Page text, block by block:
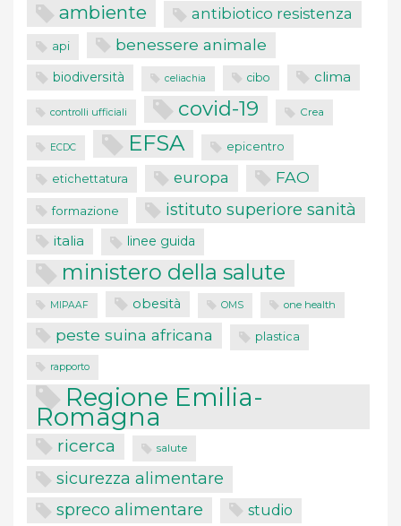
ambiente antibiotico resistenza
api benessere animale
biodiversità celiachia cibo clima
controlli ufficiali covid-19 Crea
ECDC EFSA epicentro
etichettatura europa FAO
formazione istituto superiore sanità
italia linee guida
ministero della salute
MIPAAF obesità OMS one health
peste suina africana plastica
rapporto
Regione Emilia-
Romagna
ricerca salute
sicurezza alimentare
spreco alimentare studio